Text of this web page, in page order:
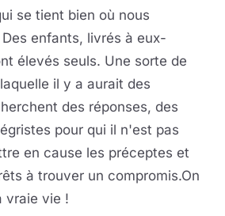
se tient bien où nous
enfants, livrés à eux-
élevés seuls. Une sorte de
il y a aurait des
des réponses, des
pour qui il n'est pas
en cause les préceptes et
à trouver un compromis.On
vraie vie !